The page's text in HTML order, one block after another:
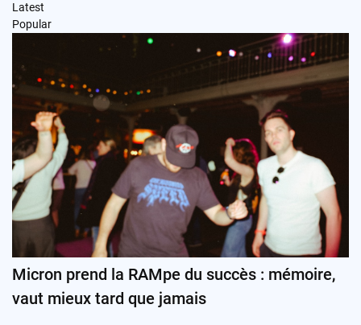
Latest
Popular
Micron prend la RAMpe du succès : mémoire,
vaut mieux tard que jamais